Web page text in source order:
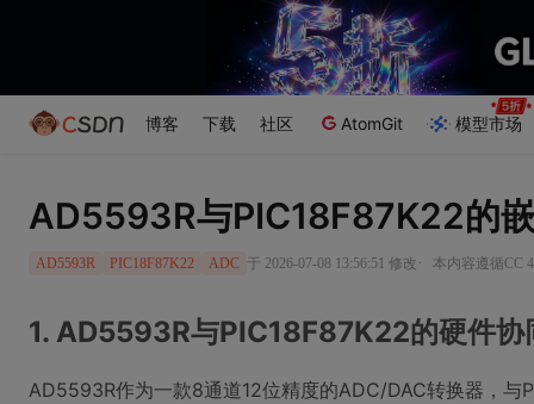
博客 下载 社区 AtomGit 模型市场
AD5593R与PIC18F87K22的
AD5593R PIC18F87K22 ADC 于 2026-07-08 13:56:51 修改 · 本内容遵循CC
1. AD5593R与PIC18F87K22的硬件协
AD5593R作为一款8通道12位精度的ADC/DAC转换器，与